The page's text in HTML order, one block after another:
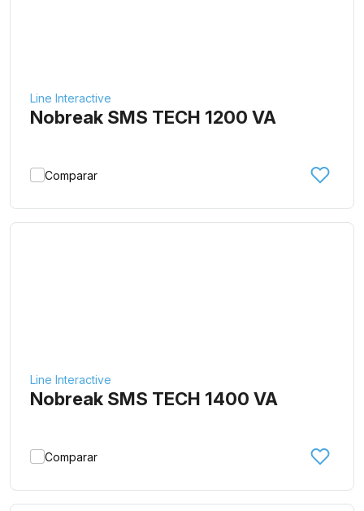
Line Interactive
Nobreak SMS TECH 1200 VA
Comparar
Line Interactive
Nobreak SMS TECH 1400 VA
Comparar